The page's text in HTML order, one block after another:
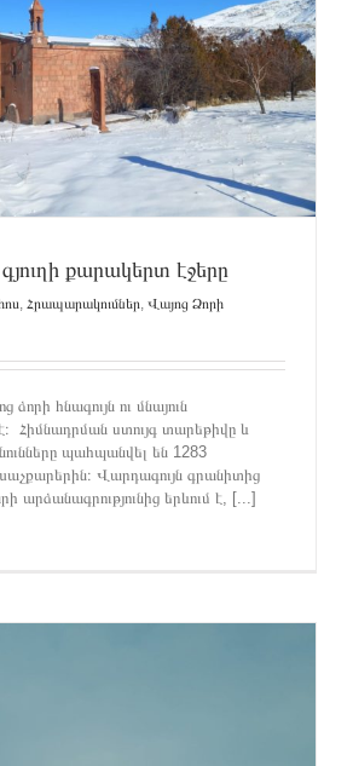
քարակերտ էջերը
, Հրապարակումներ, Վայոց Ձորի
հնագույն ու մնայուն
Հիմնադրման ստույգ տարեթիվը և
պահպանվել են 1283
Վարդագույն գրանիտից
արձանագրությունից երևում է, [...]